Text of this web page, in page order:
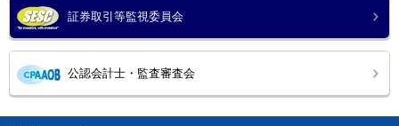
証券取引等監視委員会
公認会計士・監査審査会